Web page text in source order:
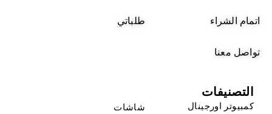
اتمام الشراء طلباتي
تواصل معنا
التصنيفات
كمبيوتر اورجينال
شاشات